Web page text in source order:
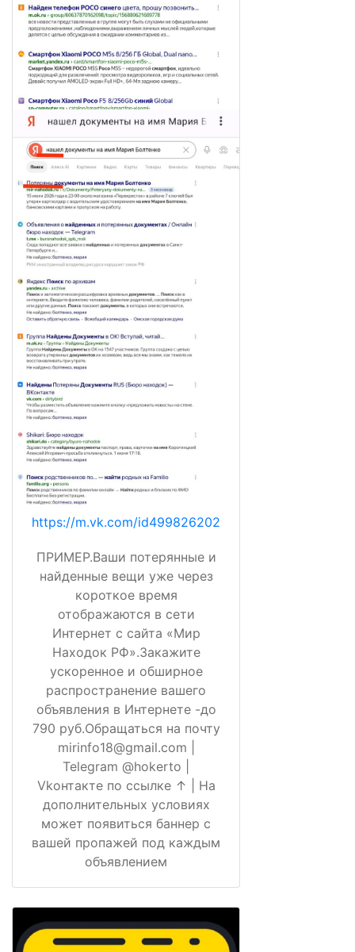
https://m.vk.com/id499826202
ПРИМЕР.Ваши потерянные и
найденные вещи уже через
короткое время
отображаются в сети
Интернет с сайта «Мир
Находок РФ».Закажите
ускоренное и обширное
распространение вашего
объявления в Интернете -до
790 руб.Обращаться на почту
mirinfo18@gmail.com |
Telegram @hokerto |
Vkонтакте по ссылке ↑ | На
дополнительных условиях
может появиться баннер с
вашей пропажей под каждым
объявлением